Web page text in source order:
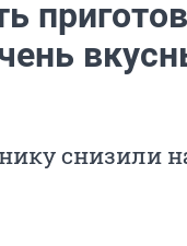
снизили